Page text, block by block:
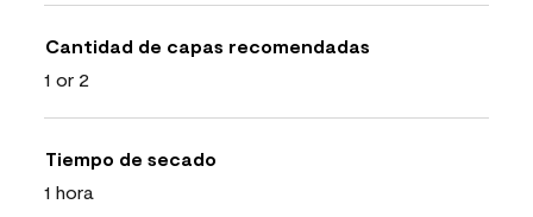
Cantidad de capas recomendadas
1 or 2
Tiempo de secado
1 hora